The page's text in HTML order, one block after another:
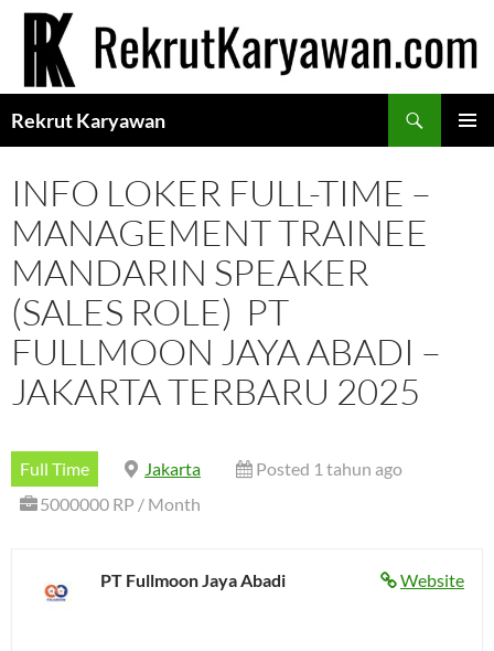
Langsung
Rekrut Karyawan
INFO LOKER FULL-TIME –
MANAGEMENT TRAINEE
MANDARIN SPEAKER
(SALES ROLE) PT
FULLMOON JAYA ABADI –
JAKARTA TERBARU 2025
Full Time Jakarta
Posted 1 tahun ago
5000000 RP / Month
Website
PT Fullmoon Jaya Abadi